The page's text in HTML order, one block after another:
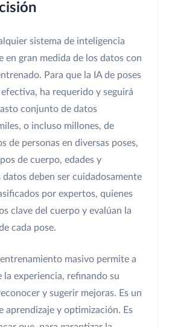
sistema de inteligencia
en gran medida de los datos con
Para que la IA de poses
ha requerido y seguirá
conjunto de datos
o incluso millones, de
de personas en diversas poses,
de cuerpo, edades y
deben ser cuidadosamente
por expertos, quienes
clave del cuerpo y evalúan la
cada pose.
masivo permite a
la experiencia, refinando su
y sugerir mejoras. Es un
aprendizaje y optimización. Es